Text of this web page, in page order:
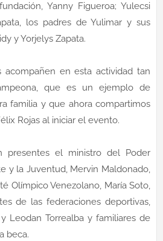
Yanny Figueroa; Yulecsi
los padres de Yulimar y sus
y Yorjelys Zapata.
acompañen en esta actividad tan
que es un ejemplo de
familia y que ahora compartimos
Rojas al iniciar el evento.
presentes el ministro del Poder
y la Juventud, Mervin Maldonado,
Olímpico Venezolano, María Soto,
de las federaciones deportivas,
Leodan Torrealba y familiares de
beca.